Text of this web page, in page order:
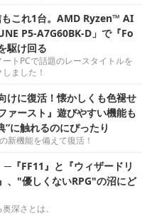
これ1台。AMD Ryzen™ AI
P5-A7G60BK-D」で『Fo
駆け回る
トPCで話題のレースタイトルを
ました！
けに復活！懐かしくも色褪せ
ァースト』遊びやすい機能も
に触れるのにぴったり
新機能を備えて復活！
─『FF11』と『ウィザードリ
、"優しくないRPG"の沼にど
深さとは。